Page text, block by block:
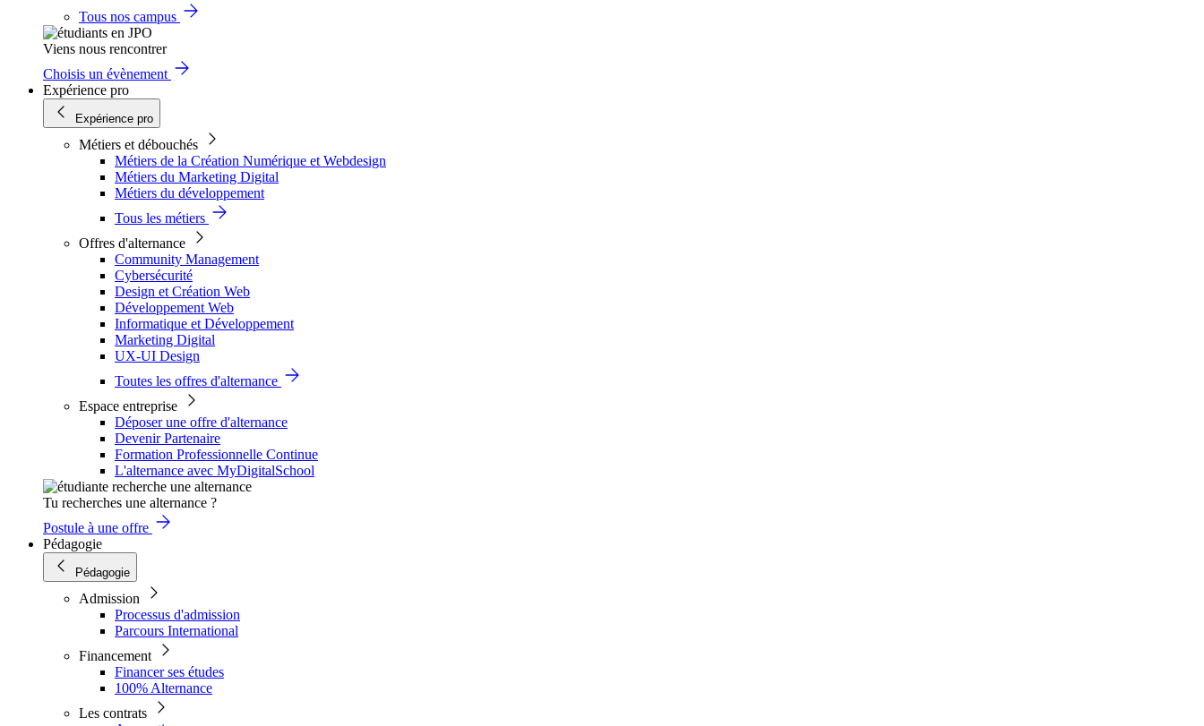
Tous nos campus
Viens nous rencontrer
Choisis un évènement
Expérience pro
Expérience pro
Métiers et débouchés
Métiers de la Création Numérique et Webdesign
Métiers du Marketing Digital
Métiers du développement
Tous les métiers
Offres d'alternance
Community Management
Cybersécurité
Design et Création Web
Développement Web
Informatique et Développement
Marketing Digital
UX-UI Design
Toutes les offres d'alternance
Espace entreprise
Déposer une offre d'alternance
Devenir Partenaire
Formation Professionnelle Continue
L'alternance avec MyDigitalSchool
Tu recherches une alternance ?
Postule à une offre
Pédagogie
Pédagogie
Admission
Processus d'admission
Parcours International
Financement
Financer ses études
100% Alternance
Les contrats